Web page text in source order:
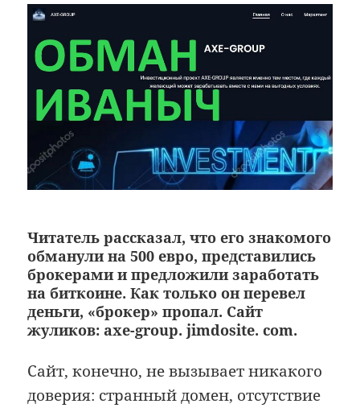
Читатель рассказал, что его знакомого
обманули на 500 евро, представились
брокерами и предложили заработать
на биткоине. Как только он перевел
деньги, «брокер» пропал. Сайт
жуликов: axe-group. jimdosite. com.
Сайт, конечно, не вызывает никакого
доверия: странный домен, отсутствие